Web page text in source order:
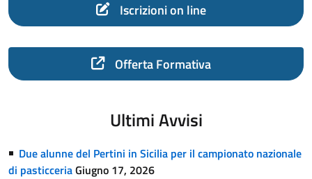
Iscrizioni on line
Offerta Formativa
Ultimi Avvisi
Due alunne del Pertini in Sicilia per il campionato nazionale
di pasticceriaGiugno 17, 2026